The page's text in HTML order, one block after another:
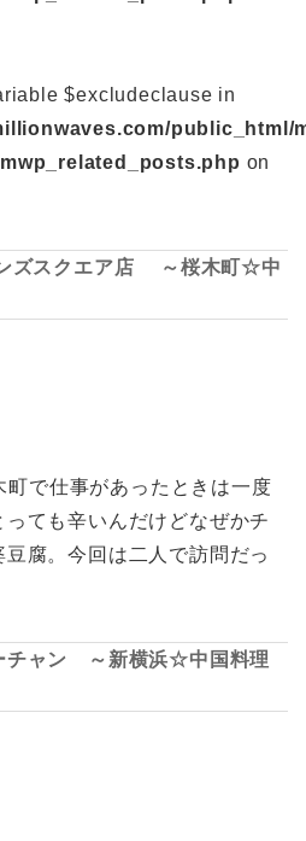
$excludeclause in
public_html/
on
ズスクエア店 ～桜木町☆中
で仕事があったときは一度
ても辛いんだけどなぜかチ
腐。今回は二人で訪問だっ
チャン ～新横浜☆中国料理